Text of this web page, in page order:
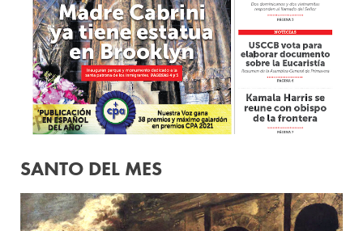
SANTO DEL MES